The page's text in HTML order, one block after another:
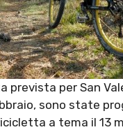
prevista per San
sono state
a tema il 13